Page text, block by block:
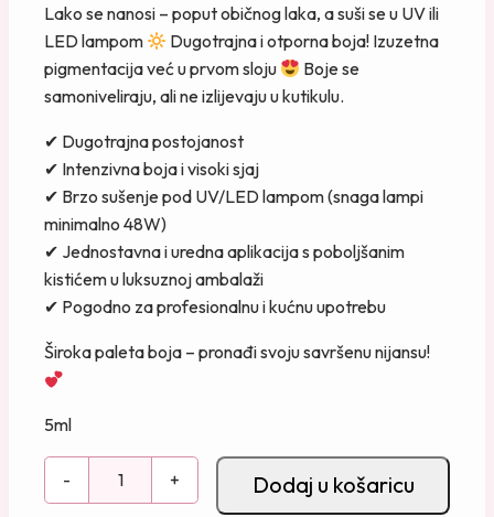
Lako se nanosi – poput običnog laka, a suši se u UV ili
LED lampom
Dugotrajna i otporna boja! Izuzetna
pigmentacija već u prvom sloju
Boje se
samoniveliraju, ali ne izlijevaju u kutikulu.
✔ Dugotrajna postojanost
✔ Intenzivna boja i visoki sjaj
✔ Brzo sušenje pod UV/LED lampom (snaga lampi
minimalno 48W)
✔ Jednostavna i uredna aplikacija s poboljšanim
kistićem u luksuznoj ambalaži
✔ Pogodno za profesionalnu i kućnu upotrebu
Široka paleta boja – pronađi svoju savršenu nijansu!
5ml
-
G
e
+ Dodaj u košaricu